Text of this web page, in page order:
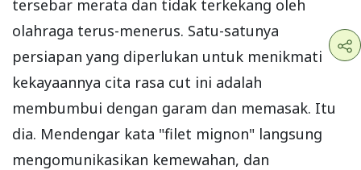
tersebar merata dan tidak terkekang oleh
olahraga terus-menerus. Satu-satunya
persiapan yang diperlukan untuk menikmati
kekayaannya cita rasa cut ini adalah
membumbui dengan garam dan memasak. Itu
dia. Mendengar kata "filet mignon" langsung
mengomunikasikan kemewahan, dan